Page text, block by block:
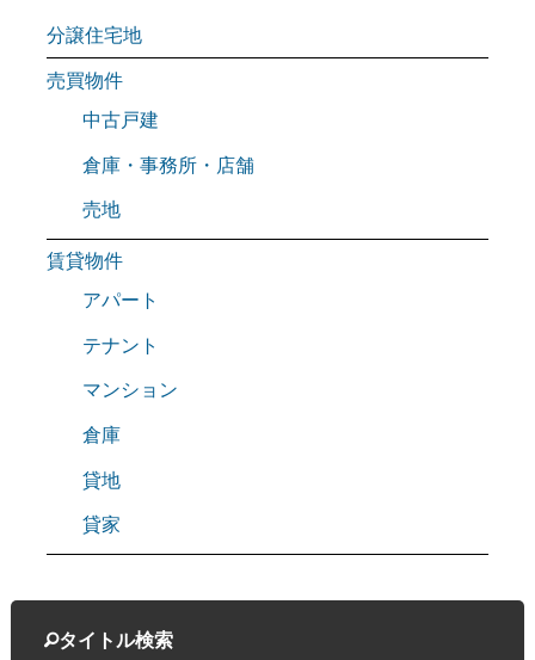
分譲住宅地
売買物件
中古戸建
倉庫・事務所・店舗
売地
賃貸物件
アパート
テナント
マンション
倉庫
貸地
貸家
タイトル検索